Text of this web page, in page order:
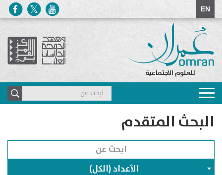
EN
للعلوم الاجتماعية
Toggle
navigation
البحث المتقدم
الأعداد (الكل)